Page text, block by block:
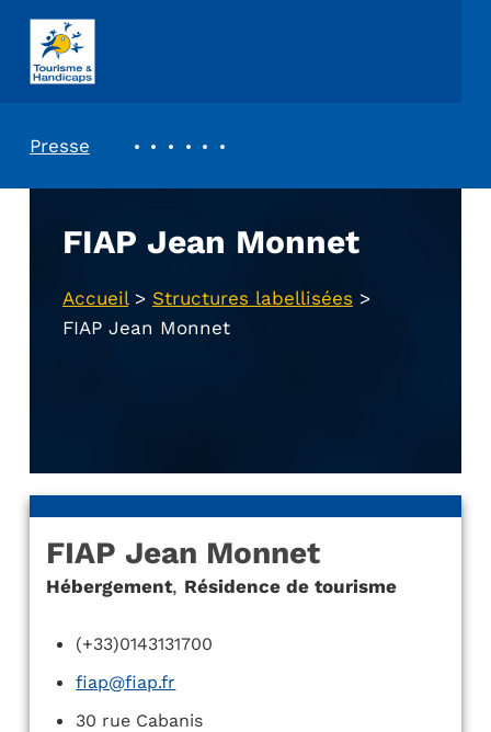
ASSOCIATION TOURISME ET HANDICAPS
Presse
FIAP Jean Monnet
Accueil> Structures labellisées >
FIAP Jean Monnet
FIAP Jean Monnet
Hébergement, Résidence de tourisme
(+33)0143131700
fiap@fiap.fr
30 rue Cabanis